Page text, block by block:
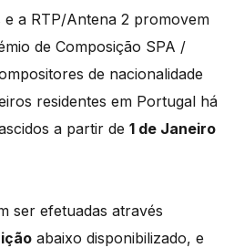
a RTP/Antena 2 promovem
de Composição SPA /
de nacionalidade
residentes em Portugal há
a partir de 1 de Janeiro
ser efetuadas através
abaixo disponibilizado, e